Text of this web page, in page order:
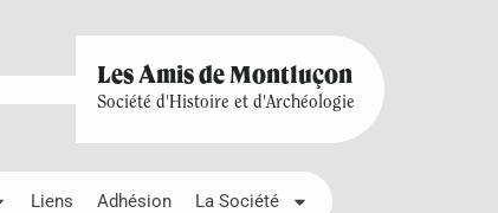
Les Amis de Montluçon
Société d'Histoire et d'Archéologie
Liens Adhésion La Société